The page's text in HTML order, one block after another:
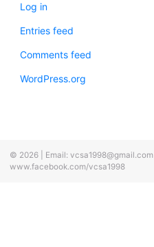
Log in
Entries feed
Comments feed
WordPress.org
© 2026 Email: vcsa1998@gmail.com
www.facebook.com/vcsa1998